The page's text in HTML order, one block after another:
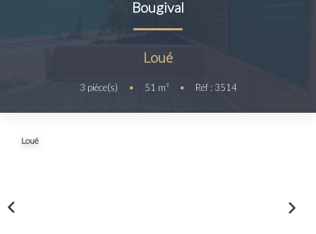
LOUER
ESTIMER
NOS SERVICES
Bougival
Loué
3 pièce(s) • 51 m² • Réf : 3514
Loué